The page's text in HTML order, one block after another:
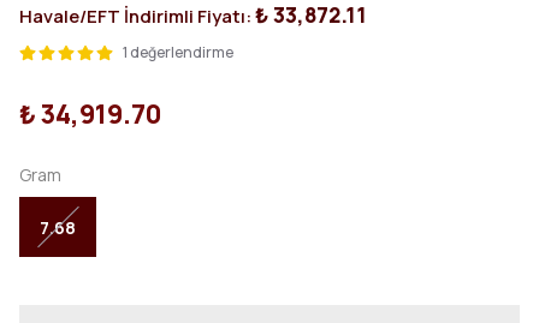
Havale/EFT İndirimli Fiyatı:₺ 33,872.11
1 değerlendirme
₺ 34,919.70
Gram
7.68